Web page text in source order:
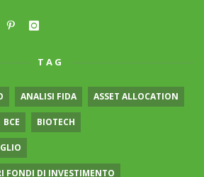
TAG
ANALISI FIDA ASSET ALLOCATION
BCE BIOTECH
FONDI DI INVESTIMENTO